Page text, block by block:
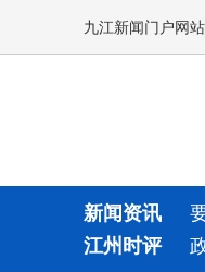
九江新闻门户网
新闻资讯
江州时评